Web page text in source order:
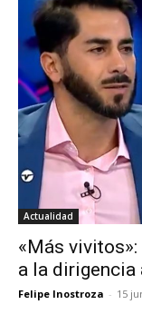
Actualidad
«Más
a la dirigencia
Felipe Inostroza - 15